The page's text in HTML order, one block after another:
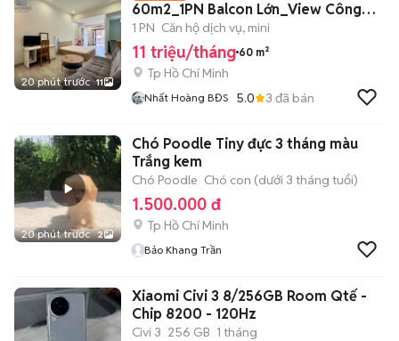
20 phút trước 11
60m2_1PN Balcon Lớn_View Công
Viên Ngay Võ Thị Sáu
1 PN Căn hộ dịch vụ, mini
11 triệu/tháng 60 m²
Tp Hồ Chí Minh
Nhất Hoàng BĐS 5.0 3 đã bán
20 phút trước 2
Chó Poodle Tiny đực 3 tháng màu
Trắng kem
Chó Poodle Chó con (dưới 3 tháng tuổi)
1.500.000 đ
Tp Hồ Chí Minh
Bảo Khang Trần
Xiaomi Civi 3 8/256GB Room Qtế -
Chip 8200 - 120Hz
Civi 3 256 GB 1 tháng